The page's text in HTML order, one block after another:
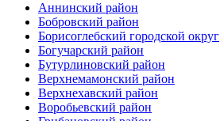
Аннинский район
Бобровский район
Борисоглебский городской округ
Богучарский район
Бутурлиновский район
Верхнемамонский район
Верхнехавский район
Воробьевский район